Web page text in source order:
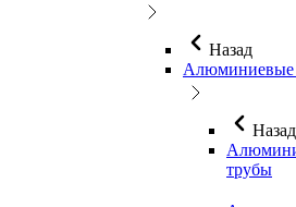
Назад
Алюминиевые
Назад
трубы